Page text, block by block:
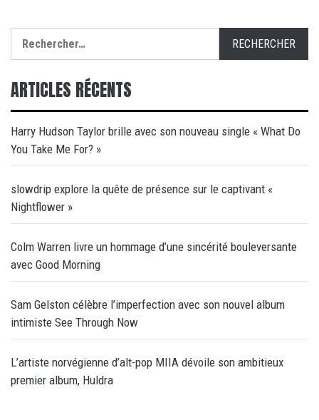
ARTICLES RÉCENTS
Harry Hudson Taylor brille avec son nouveau single « What Do
You Take Me For? »
slowdrip explore la quête de présence sur le captivant «
Nightflower »
Colm Warren livre un hommage d’une sincérité bouleversante
avec Good Morning
Sam Gelston célèbre l’imperfection avec son nouvel album
intimiste See Through Now
L’artiste norvégienne d’alt-pop MIIA dévoile son ambitieux
premier album, Huldra